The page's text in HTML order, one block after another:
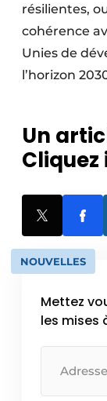
résilientes,
cohérence
Unies de
l’horizon
Un
Cliquez
NOUVELLES
Mettez
les mises